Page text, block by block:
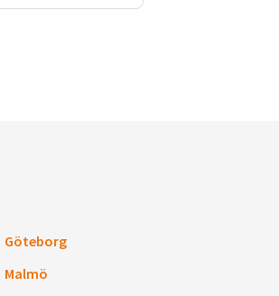
Göteborg
Malmö